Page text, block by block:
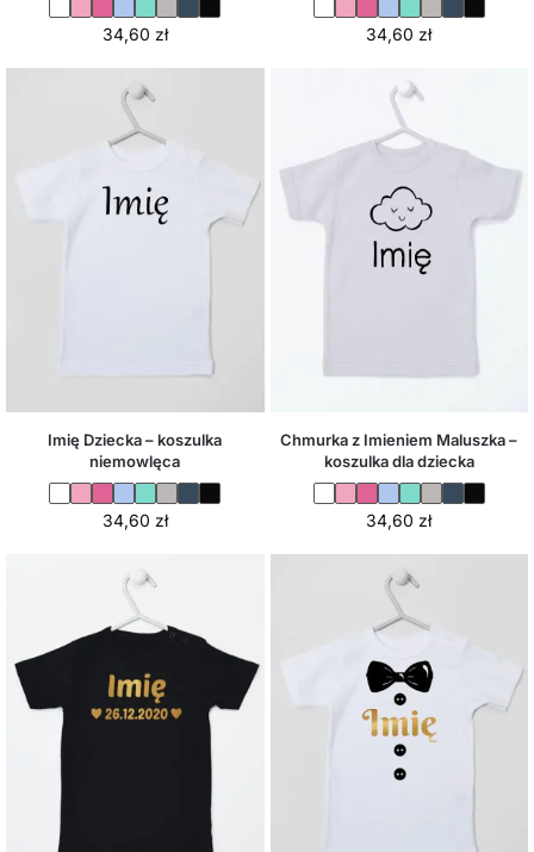
34,60 zł 34,60 zł
Imię Dziecka – koszulka
niemowlęca
34,60 zł
Chmurka z Imieniem Maluszka –
koszulka dla dziecka
34,60zł